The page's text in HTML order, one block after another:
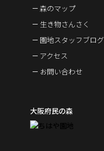
森のマップ
生き物さんさく
園地スタッフブログ
アクセス
お問い合わせ
大阪府民の森